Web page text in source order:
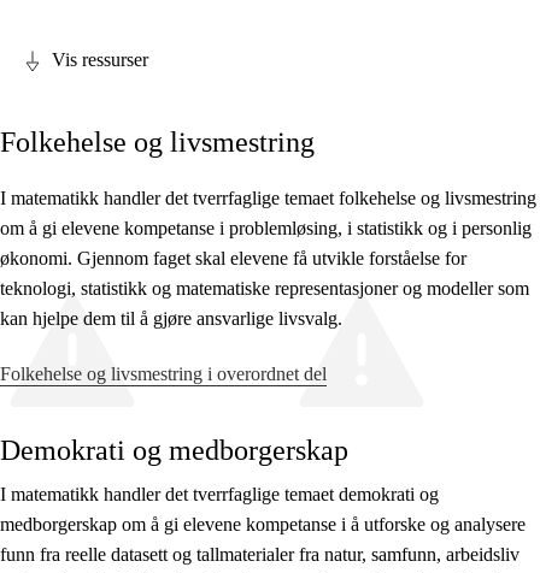
Kjerneelementer
Tverrfaglige temaer
Grunnleggende ferdigheter
Vis ressurser
Folkehelse og livsmestring
I matematikk handler det tverrfaglige temaet folkehelse og livsmestring
om å gi elevene kompetanse i problemløsing, i statistikk og i personlig
økonomi. Gjennom faget skal elevene få utvikle forståelse for
teknologi, statistikk og matematiske representasjoner og modeller som
kan hjelpe dem til å gjøre ansvarlige livsvalg.
Folkehelse og livsmestring i overordnet del
Demokrati og medborgerskap
I matematikk handler det tverrfaglige temaet demokrati og
medborgerskap om å gi elevene kompetanse i å utforske og analysere
funn fra reelle datasett og tallmaterialer fra natur, samfunn, arbeidsliv